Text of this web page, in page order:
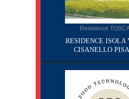
Residence
RESIDENCE ISOLA
CISANELLO